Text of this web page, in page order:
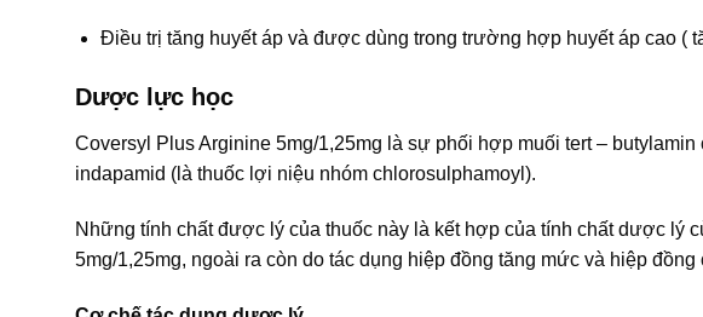
Ðiều trị tăng huyết áp và được dùng trong trường hợp huyết áp cao (
Dược lực học
Coversyl Plus Arginine 5mg/1,25mg là sự phối hợp muối tert –
indapamid (là thuốc lợi niệu nhóm chlorosulphamoyl).
Những tính chất được lý của thuốc này là kết hợp của tính chất dược lý
5mg/1,25mg, ngoài ra còn do tác dụng hiệp đồng tăng mức và hiệp